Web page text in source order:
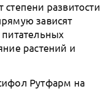
развитости
зависят
растений и
Рутфарм на